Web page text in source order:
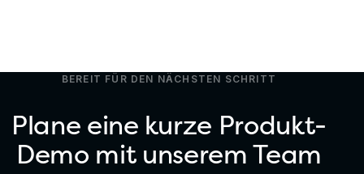
BEREIT FÜR DEN NÄCHSTEN SCHRITT
Plane eine kurze Produkt-
Demo mit unserem Team